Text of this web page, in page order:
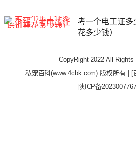
考一个电工证多
花多少钱）
CopyRight 2022 All Rights
私宠百科(www.4cbk.com) 版权所有 |
[
陕ICP备